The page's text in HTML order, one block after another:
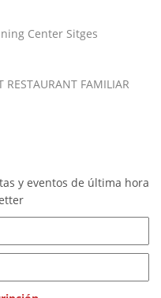
Center Sitges
RESTAURANT FAMILIAR
y eventos de última hora